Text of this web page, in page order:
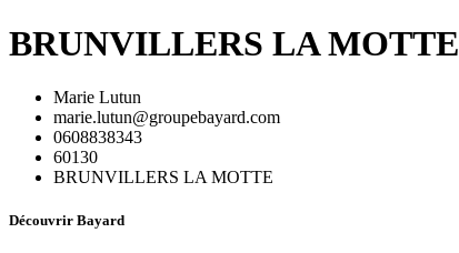
BRUNVILLERS LA MOTTE
Marie Lutun
marie.lutun@groupebayard.com
0608838343
60130
BRUNVILLERS LA MOTTE
Découvrir Bayard